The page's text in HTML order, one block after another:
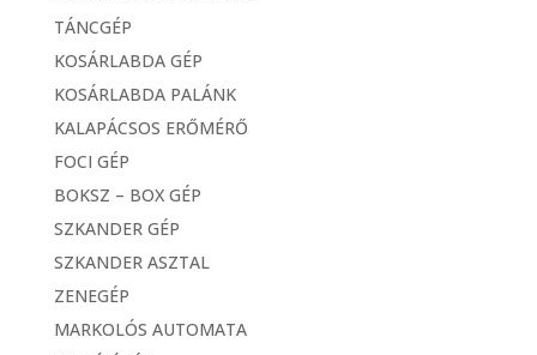
TÁNCGÉP
KOSÁRLABDA GÉP
KOSÁRLABDA PALÁNK
KALAPÁCSOS ERŐMÉRŐ
FOCI GÉP
BOKSZ – BOX GÉP
SZKANDER GÉP
SZKANDER ASZTAL
ZENEGÉP
MARKOLÓS AUTOMATA